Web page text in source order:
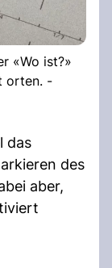
«Wo ist?»
orten. -
das
des
aber,